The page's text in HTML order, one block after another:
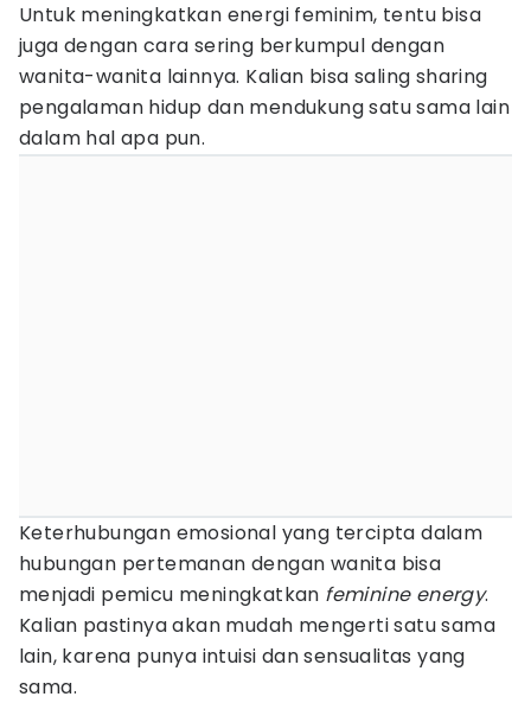
Untuk meningkatkan energi feminim, tentu bisa
juga dengan cara sering berkumpul dengan
wanita-wanita lainnya. Kalian bisa saling sharing
pengalaman hidup dan mendukung satu sama lain
dalam hal apa pun.
Keterhubungan emosional yang tercipta dalam
hubungan pertemanan dengan wanita bisa
menjadi pemicu meningkatkan feminine energy.
Kalian pastinya akan mudah mengerti satu sama
lain, karena punya intuisi dan sensualitas yang
sama.